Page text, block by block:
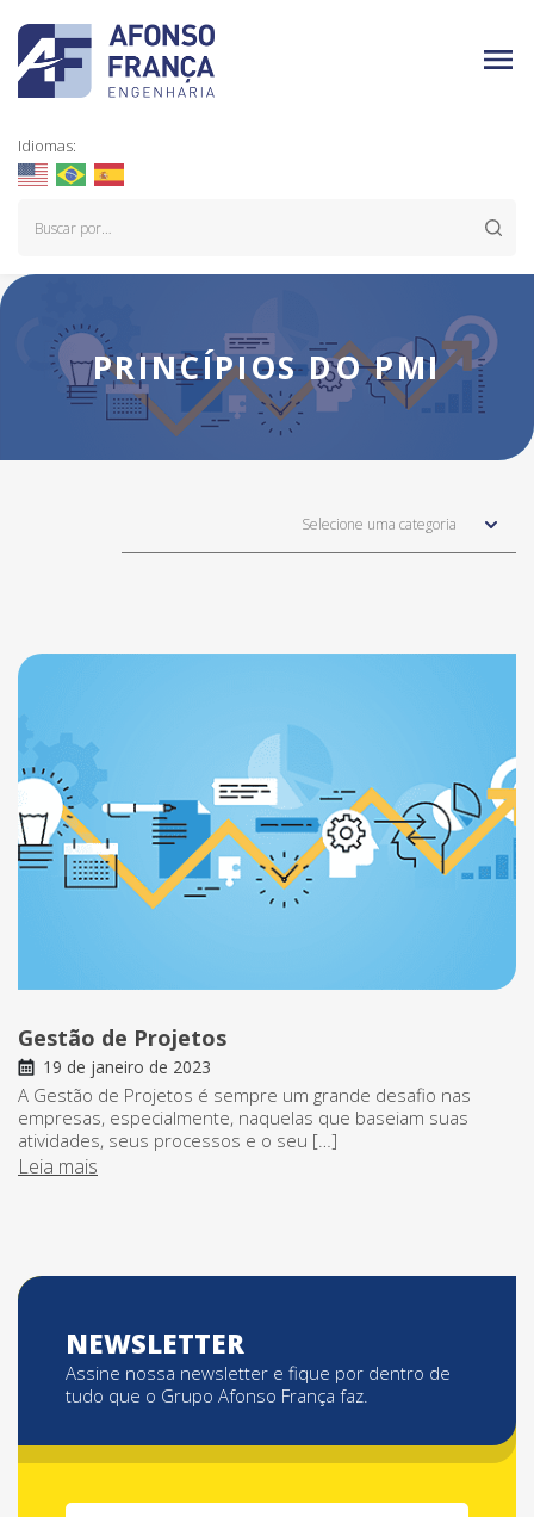
Idiomas:
PRINCÍPIOS DO PMI
Selecione uma categoria
Gestão de Projetos
19 de janeiro de 2023
A Gestão de Projetos é sempre um grande desafio nas
empresas, especialmente, naquelas que baseiam suas
atividades, seus processos e o seu […]
Leia mais
NEWSLETTER
Assine nossa newsletter e fique por dentro de
tudo que o Grupo Afonso França faz.